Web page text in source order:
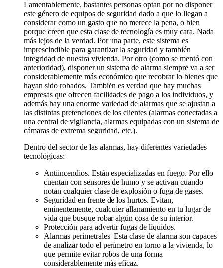
Lamentablemente, bastantes personas optan por no disponer
este género de equipos de seguridad dado a que lo llegan a
considerar como un gasto que no merece la pena, o bien
porque creen que esta clase de tecnología es muy cara. Nada
más lejos de la verdad. Por una parte, este sistema es
imprescindible para garantizar la seguridad y también
integridad de nuestra vivienda. Por otro (como se mentó con
anterioridad), disponer un sistema de alarma siempre va a ser
considerablemente más económico que recobrar lo bienes que
hayan sido robados. También es verdad que hay muchas
empresas que ofrecen facilidades de pago a los individuos, y
además hay una enorme variedad de alarmas que se ajustan a
las distintas pretenciones de los clientes (alarmas conectadas a
una central de vigilancia, alarmas equipadas con un sistema de
cámaras de extrema seguridad, etc.).
Dentro del sector de las alarmas, hay diferentes variedades
tecnológicas:
Antiincendios. Están especializadas en fuego. Por ello
cuentan con sensores de humo y se activan cuando
notan cualquier clase de explosión o fuga de gases.
Seguridad en frente de los hurtos. Evitan,
eminentemente, cualquier allanamiento en tu lugar de
vida que busque robar algún cosa de su interior.
Protección para advertir fugas de líquidos.
Alarmas perimetrales. Esta clase de alarma son capaces
de analizar todo el perímetro en torno a la vivienda, lo
que permite evitar robos de una forma
considerablemente más eficaz.